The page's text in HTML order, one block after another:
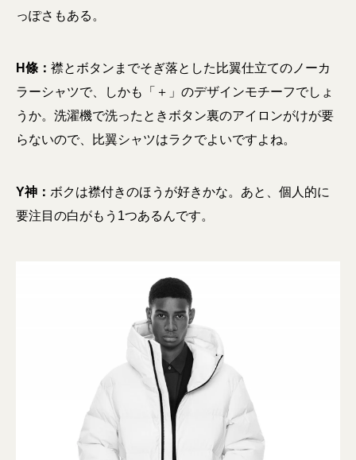
っぽさもある。
H條： 襟とボタンまでそぎ落とした比翼仕立てのノーカ
ラーシャツで、しかも「＋」のデザインモチーフでしょ
うか。洗濯機で洗ったときボタン裏のアイロンがけが要
らないので、比翼シャツはラクでよいですよね。
Y神： ボクは襟付きのほうが好きかな。あと、個人的に
要注目の白がもう1つあるんです。